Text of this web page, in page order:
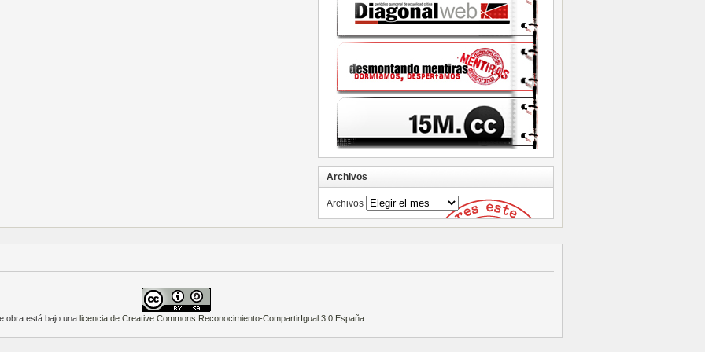
Archivos
Archivos
obra está bajo una licencia de Creative Commons Reconocimiento-CompartirIgual 3.0 España.